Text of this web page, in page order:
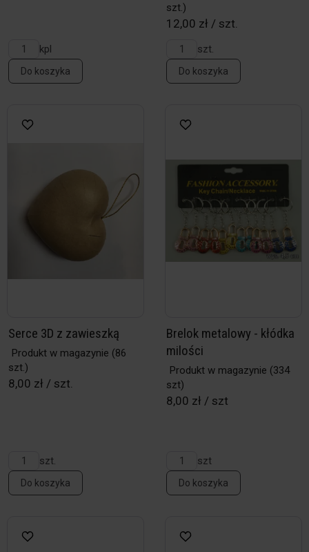
kpl
Do koszyka
szt.)
12,00 zł / szt.
szt.
Do koszyka
Serce 3D z zawieszką
Produkt w magazynie (86
szt.)
8,00 zł / szt.
szt.
Do koszyka
Brelok metalowy - kłódka
milości
Produkt w magazynie (334
szt)
8,00 zł / szt
szt
Do koszyka